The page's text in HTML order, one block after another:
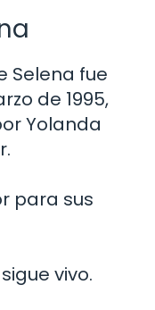
Selena fue
de 1995,
Yolanda
para sus
vivo.